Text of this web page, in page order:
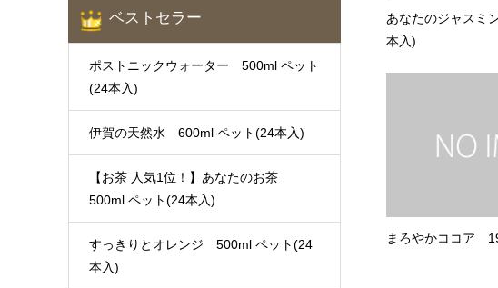
あなたのジャスミ
本入)
まろやかココア
ベストセラー
ポストニックウォーター 500ml ペット
(24本入)
伊賀の天然水 600ml ペット(24本入)
【お茶 人気1位！】あなたのお茶
500ml ペット(24本入)
すっきりとオレンジ 500ml ペット(24
本入)